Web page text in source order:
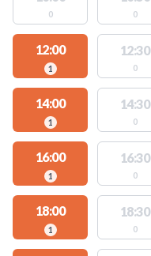
0 0
12:00
1
12:30
0
14:00
1
14:30
0
16:00
1
16:30
0
18:00
1
18:30
0